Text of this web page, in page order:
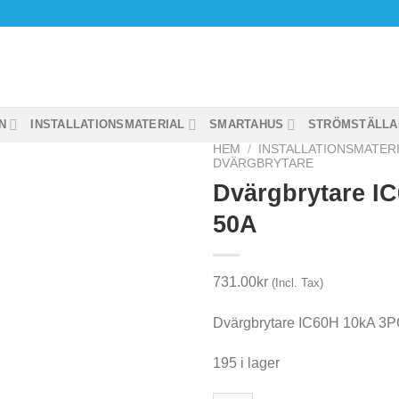
INSTALLATIONSMATERIAL SMARTAHUS
HEM
/
DVÄRGBRYTARE
Dvärgbrytare
50A
731.00kr (Incl. Tax)
Dvärgbrytare IC60H 10kA
195 i lager